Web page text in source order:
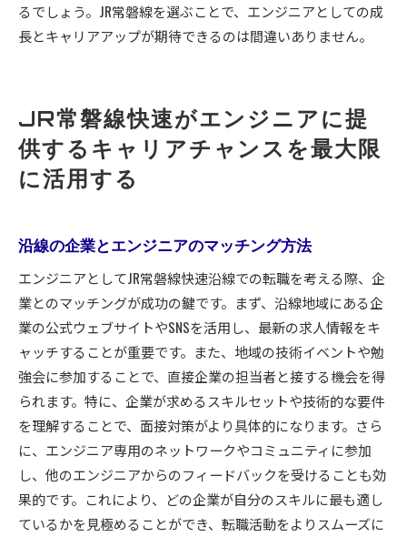
るでしょう。JR常磐線を選ぶことで、エンジニアとしての成
長とキャリアアップが期待できるのは間違いありません。
JR常磐線快速がエンジニアに提
供するキャリアチャンスを最大限
に活用する
沿線の企業とエンジニアのマッチング方法
エンジニアとしてJR常磐線快速沿線での転職を考える際、企
業とのマッチングが成功の鍵です。まず、沿線地域にある企
業の公式ウェブサイトやSNSを活用し、最新の求人情報をキ
ャッチすることが重要です。また、地域の技術イベントや勉
強会に参加することで、直接企業の担当者と接する機会を得
られます。特に、企業が求めるスキルセットや技術的な要件
を理解することで、面接対策がより具体的になります。さら
に、エンジニア専用のネットワークやコミュニティに参加
し、他のエンジニアからのフィードバックを受けることも効
果的です。これにより、どの企業が自分のスキルに最も適し
ているかを見極めることができ、転職活動をよりスムーズに